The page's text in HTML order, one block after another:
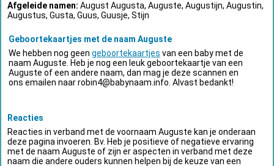
Afgeleide namen: August Augusta, Auguste, Augustijn, Augustin,
Augustus, Gusta, Guus, Guusje, Stijn
Geboortekaartjes met de naam Auguste
We hebben nog geen geboortekaartjes van een baby met de
naam Auguste. Heb je nog een leuk geboortekaartje van een
Auguste of een andere naam, dan mag je deze scannen en
ons emailen naarrobin4@babynaam.info . Alvast bedankt!
Reacties
Reacties in verband met de voornaam Auguste kan je onderaan
deze pagina invoeren. Bv. Heb je positieve of negatieve ervaring
met de naam Auguste of zijn er aspecten in verband met deze
naam die andere ouders kunnen helpen bij de keuze van een